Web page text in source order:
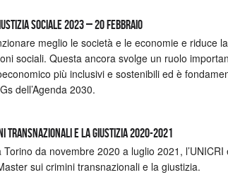
Sociale 2023 – 20 febbraio
meglio le società e le economie e riduce
sociali. Questa ancora svolge un ruolo
più inclusivi e sostenibili ed è
dell’Agenda 2030.
transnazionali e la giustizia 2020-2021
da novembre 2020 a luglio 2021,
sui crimini transnazionali e la giustizia.